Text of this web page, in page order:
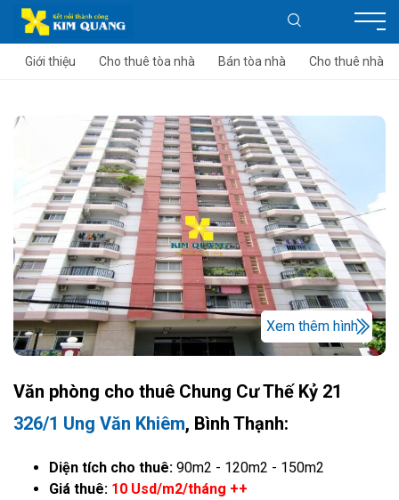
Giới thiệu Cho thuê tòa nhà Bán tòa nhà Cho thuê nhà
Xem thêm hình
Văn phòng cho thuê Chung Cư Thế Kỷ 21
326/1 Ung Văn Khiêm, Bình Thạnh:
Diện tích cho thuê: 90m2 - 120m2 - 150m2
Giá thuê: 10 Usd/m2/tháng ++